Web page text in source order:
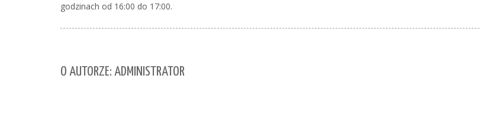
godzinach od 16:00 do 17:00.
O AUTORZE: ADMINISTRATOR